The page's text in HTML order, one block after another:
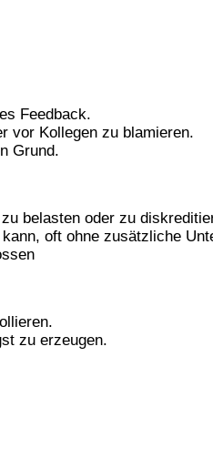
Feedback.
vor Kollegen zu blamieren.
Grund.
belasten oder zu
oft ohne zusätzliche
zu erzeugen.